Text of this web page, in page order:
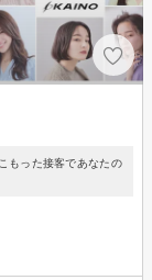
もった接客であなたの